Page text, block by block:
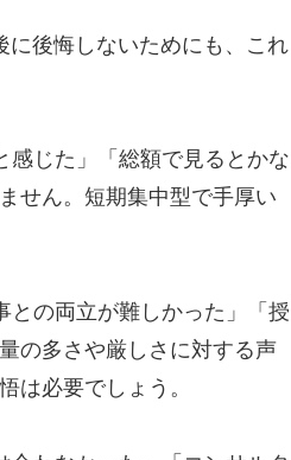
に後悔しないためにも、これ
感じた」「総額で見るとかな
せん。短期集中型で手厚い
との両立が難しかった」「授
の多さや厳しさに対する声
は必要でしょう。